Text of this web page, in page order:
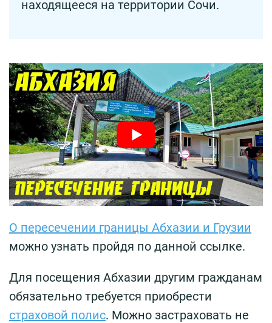
находящееся на территории Сочи.
О пересечении границы Абхазии и Грузии
можно узнать пройдя по данной ссылке.
Для посещения Абхазии другим гражданам
обязательно требуется приобрести
страховой полис. Можно застраховать не